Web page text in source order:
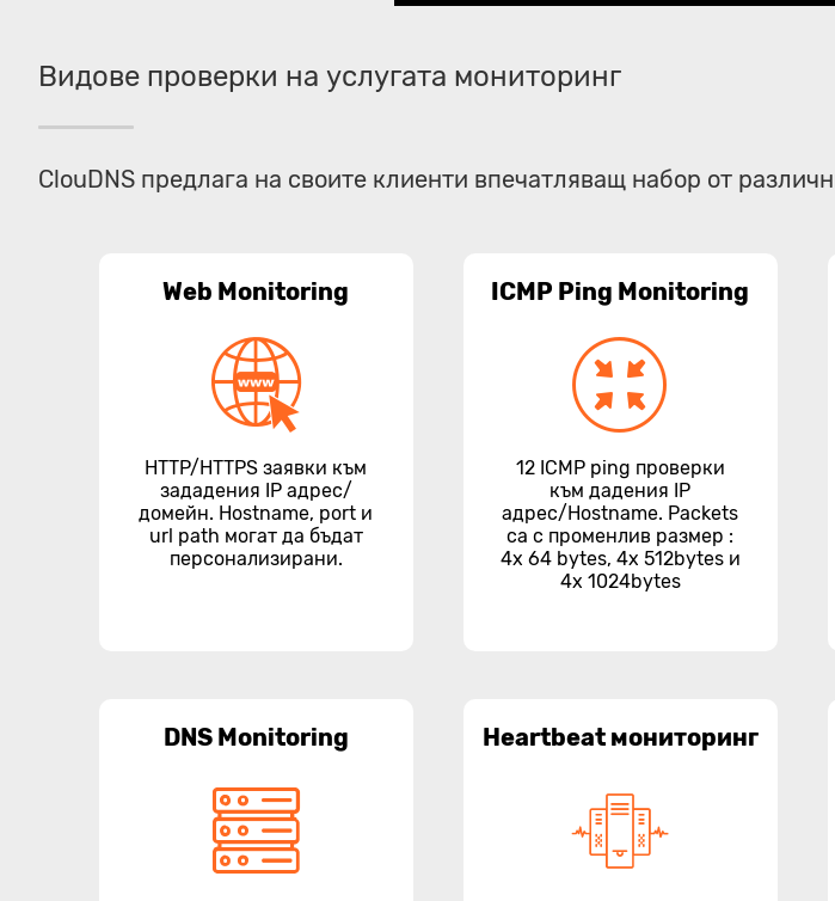
Видове проверки на услугата мониторинг
ClouDNS предлага на своите клиенти впечатляващ набор от
Web Monitoring
HTTP/HTTPS заявки към
зададения IP адрес/
домейн. Hostname, port и
url path могат да бъдат
персонализирани.
ICMP Ping Monitoring
12 ICMP ping проверки
към дадения IP
адрес/Hostname. Packets
са с променлив размер :
4x 64 bytes, 4x 512bytes и
4x 1024bytes
DNS Monitoring Heartbeat мониторинг